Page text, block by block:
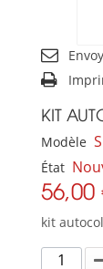
KIT
Modèle
État
56,00
kit